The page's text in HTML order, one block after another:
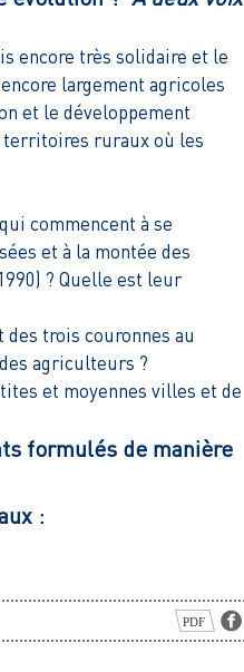
encore très solidaire et le
largement agricoles
et le développement
ruraux où les
commencent à se
et à la montée des
? Quelle est leur
trois couronnes au
agriculteurs ?
et moyennes villes et de
formulés de manière
: